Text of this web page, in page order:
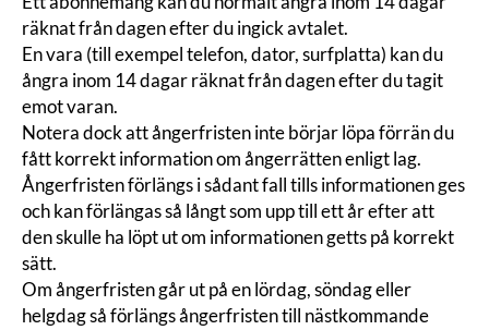
räknat från dagen efter du ingick avtalet.
En vara (till exempel telefon, dator, surfplatta) kan du
ångra inom 14 dagar räknat från dagen efter du tagit
emot varan.
Notera dock att ångerfristen inte börjar löpa förrän du
fått korrekt information om ångerrätten enligt lag.
Ångerfristen förlängs i sådant fall tills informationen ges
och kan förlängas så långt som upp till ett år efter att
den skulle ha löpt ut om informationen getts på korrekt
sätt.
Om ångerfristen går ut på en lördag, söndag eller
helgdag så förlängs ångerfristen till nästkommande